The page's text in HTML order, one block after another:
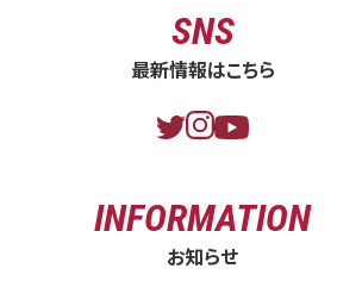
SNS
最新情報はこちら
INFORMATION
お知らせ